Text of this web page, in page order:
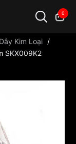
0
Kim Loại /
SKX009K2